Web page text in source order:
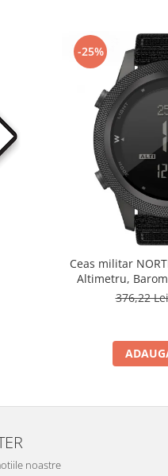
-25%
Ceas militar
Altimetru,
Termometru,
376,22
noastre